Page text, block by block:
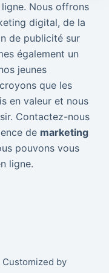
Nous offrons
digital, de la
de publicité sur
également un
jeunes
que les
en valeur et nous
Contactez-nous
de marketing
pouvons vous
ligne.
by